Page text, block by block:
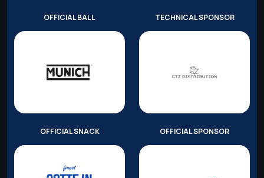
OFFICIAL BALL TECHNICAL SPONSOR
OFFICIAL SNACK OFFICIAL SPONSOR